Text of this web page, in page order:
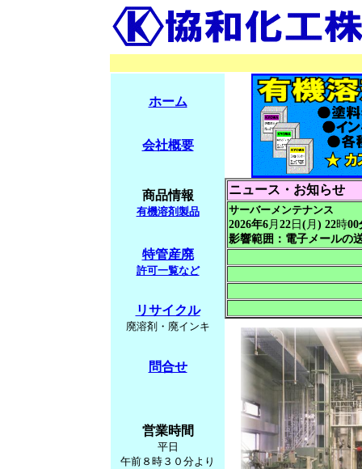
ホーム
会社概要
商品情報
有機溶剤製品
特管産廃
許可一覧など
リサイクル
廃溶剤・廃インキ
問合せ
営業時間
平日
午前８時３０分より
ニュース・お知らせ
サーバーメンテナンス
2026年6月 22 日 (月 ) 22時00
影響範囲：電子メールの